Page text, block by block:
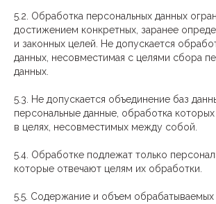
5.2. Обработка персональных данных
достижением конкретных, заранее
и законных целей. Не допускается
данных, несовместимая с целями сбора
данных.
5.3. Не допускается объединение баз
персональные данные, обработка
в целях, несовместимых между собой.
5.4. Обработке подлежат только
которые отвечают целям их обработки.
5.5. Содержание и объем обрабатываемых